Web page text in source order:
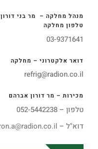
מנהל מחלקה – מר בני דורון
טלפון מחלקה
03-9371641
דואר אלקטרוני – מחלקה
refrig@radion.co.il
מכירות – מר דורון אברהם
טלפון – 052-5442238
דוא"ל –